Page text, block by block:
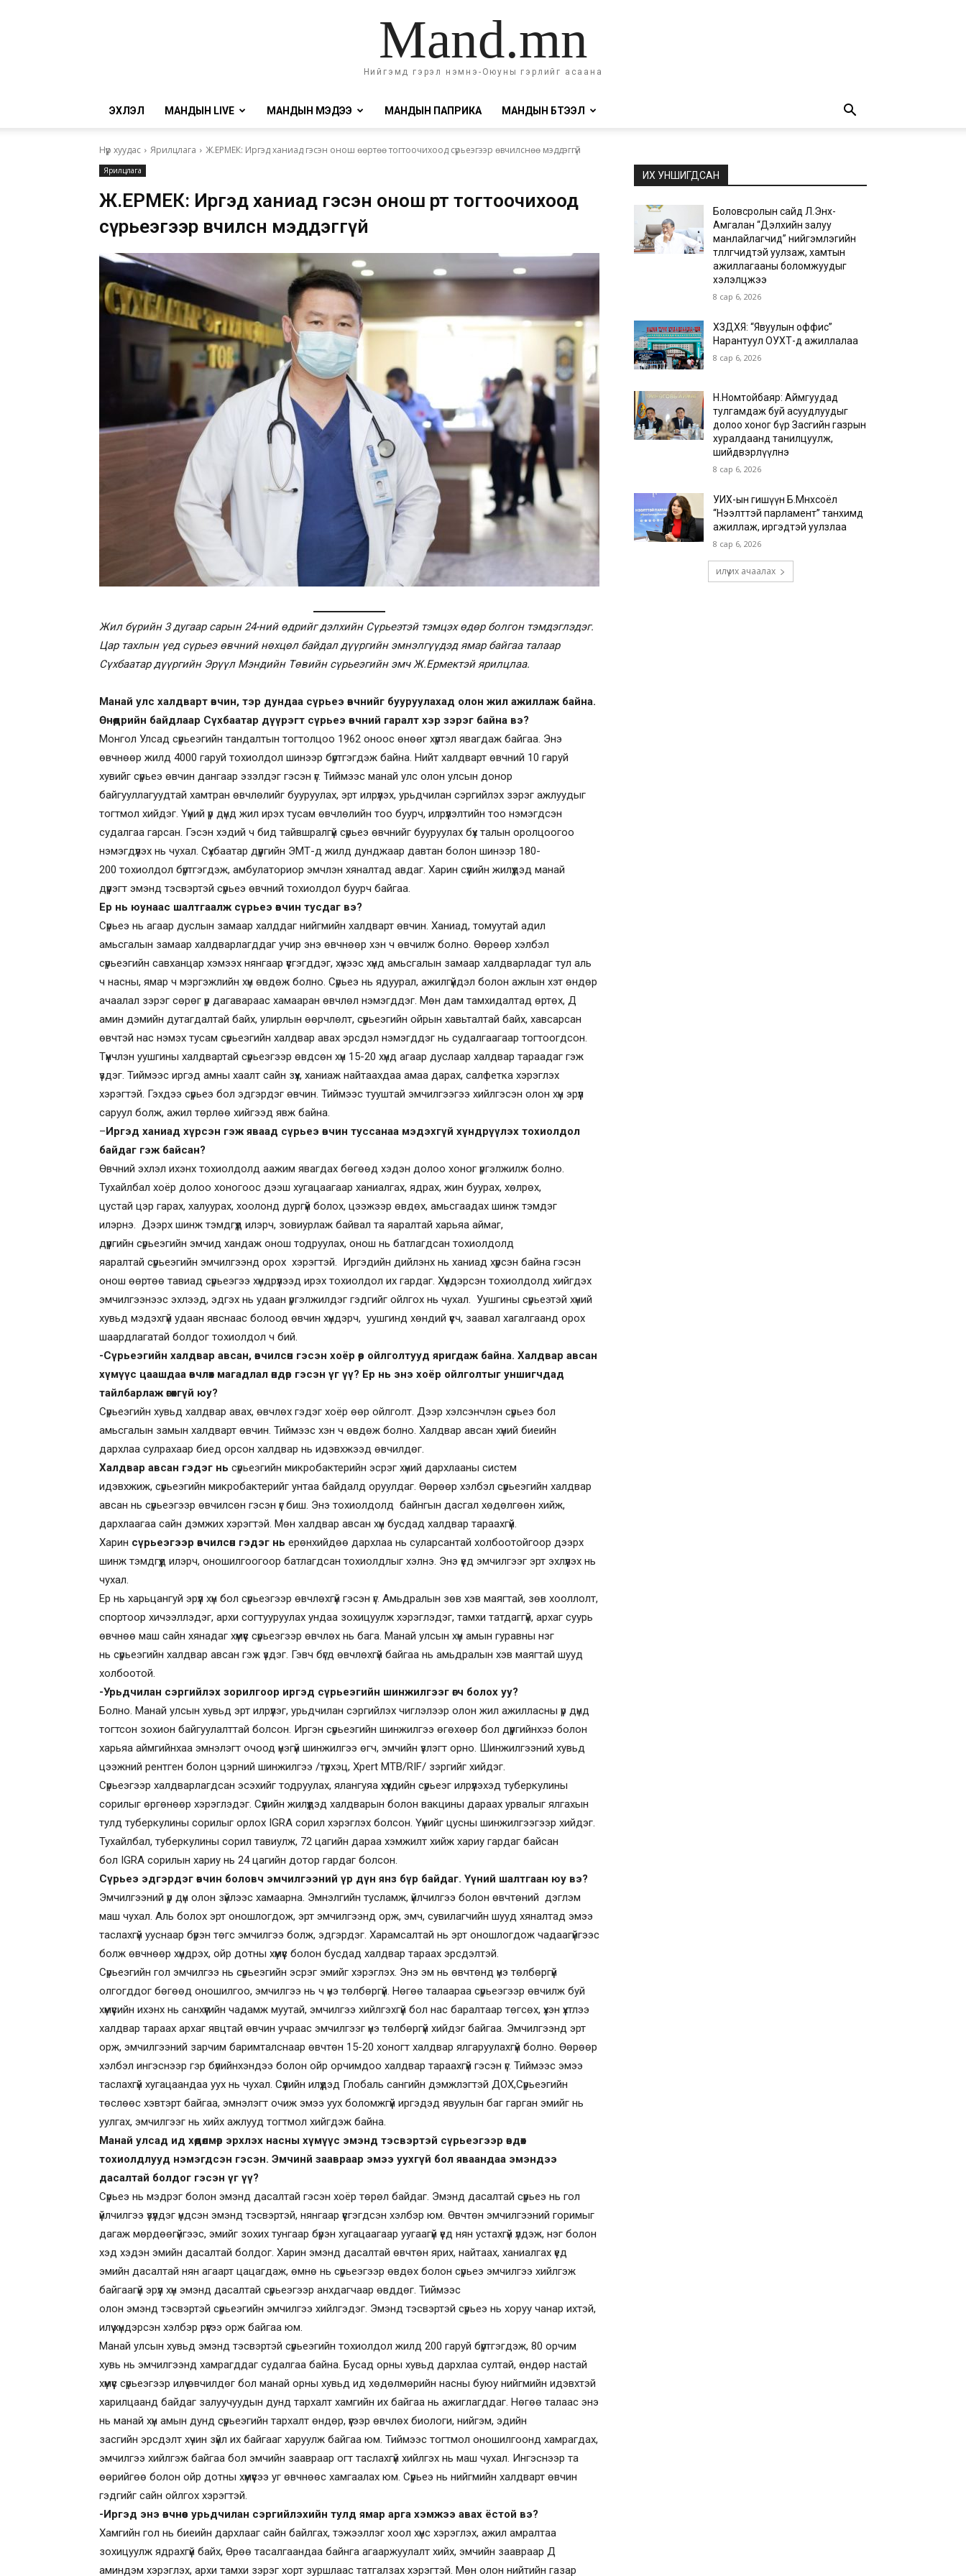
Mand.mn
Нийгэмд гэрэл нэмнэ-Оюуны гэрлийг асаана
ЭХЛЭЛ МАНДЫН LIVE МАНДЫН МЭДЭЭ МАНДЫН ПАПРИКА МАНДЫН БҮТЭЭЛ
Нүүр хуудас Ярилцлага Ж.ЕРМЕК: Иргэд ханиад гэсэн онош өөртөө тогтоочихоод сүрьеэгээр өвчилснөө мэддэггүй
Ярилцлага
Ж.ЕРМЕК: Иргэд ханиад гэсэн онош өөртөө тогтоочихоод
сүрьеэгээр өвчилснөө мэддэггүй
Жил бүрийн 3 дугаар сарын 24-ний өдрийг дэлхийн Сүрьеэтэй тэмцэх өдөр болгон тэмдэглэдэг.
Цар тахлын үед сүрьеэ өвчний нөхцөл байдал дүүргийн эмнэлгүүдэд ямар байгаа талаар
Сүхбаатар дүүргийн Эрүүл Мэндийн Төвийн сүрьеэгийн эмч Ж.Ермектэй ярилцлаа.
Манай улс халдварт өвчин, тэр дундаа сүрьеэ өвчнийг бууруулахад олон жил ажиллаж байна.
Өнөөдрийн байдлаар Сүхбаатар дүүрэгт сүрьеэ өвчний гаралт хэр зэрэг байна вэ?
Монгол Улсад сүрьеэгийн тандалтын тогтолцоо 1962 оноос өнөөг хүртэл явагдаж байгаа. Энэ
өвчнөөр жилд 4000 гаруй тохиолдол шинээр бүртгэгдэж байна. Нийт халдварт өвчний 10 гаруй
хувийг сүрьеэ өвчин дангаар эзэлдэг гэсэн үг. Тиймээс манай улс олон улсын донор
байгууллагуудтай хамтран өвчлөлийг бууруулах, эрт илрүүлэх, урьдчилан сэргийлэх зэрэг ажлуудыг
тогтмол хийдэг. Үүний үр дүнд жил ирэх тусам өвчлөлийн тоо буурч, илрүүлэлтийн тоо нэмэгдсэн
судалгаа гарсан. Гэсэн хэдий ч бид тайвшралгүй сүрьеэ өвчнийг бууруулах бүх талын оролцоогоо
нэмэгдүүлэх нь чухал. Сүхбаатар дүүргийн ЭМТ-д жилд дунджаар давтан болон шинээр 180-
200 тохиолдол бүртгэгдэж, амбулаториор эмчлэн хяналтад авдаг. Харин сүүлийн жилүүдэд манай
дүүрэгт эмэнд тэсвэртэй сүрьеэ өвчний тохиолдол буурч байгаа.
Ер нь юунаас шалтгаалж сүрьеэ өвчин тусдаг вэ?
Сүрьеэ нь агаар дуслын замаар халддаг нийгмийн халдварт өвчин. Ханиад, томуутай адил
амьсгалын замаар халдварлагддаг учир энэ өвчнөөр хэн ч өвчилж болно. Өөрөөр хэлбэл
сүрьеэгийн савханцар хэмээх нянгаар үүсгэгддэг, хүнээс хүнд амьсгалын замаар халдварладаг тул аль
ч насны, ямар ч мэргэжлийн хүн өвдөж болно. Сүрьеэ нь ядуурал, ажилгүйдэл болон ажлын хэт өндөр
ачаалал зэрэг сөрөг үр дагавараас хамааран өвчлөл нэмэгддэг. Мөн дам тамхидалтад өртөх, Д
амин дэмийн дутагдалтай байх, улирлын өөрчлөлт, сүрьеэгийн ойрын хавьталтай байх, хавсарсан
өвчтэй нас нэмэх тусам сүрьеэгийн халдвар авах эрсдэл нэмэгддэг нь судалгаагаар тогтоогдсон.
Түүнчлэн уушгины халдвартай сүрьеэгээр өвдсөн хүн 15-20 хүнд агаар дуслаар халдвар тараадаг гэж
үздэг. Тиймээс иргэд амны хаалт сайн зүүх, ханиаж найтаахдаа амаа дарах, салфетка хэрэглэх
хэрэгтэй. Гэхдээ сүрьеэ бол эдгэрдэг өвчин. Тиймээс тууштай эмчилгээгээ хийлгэсэн олон хүн эрүүл
саруул болж, ажил төрлөө хийгээд явж байна.
–Иргэд ханиад хүрсэн гэж яваад сүрьеэ өвчин туссанаа мэдэхгүй хүндрүүлэх тохиолдол
байдаг гэж байсан?
Өвчний эхлэл ихэнх тохиолдолд аажим явагдах бөгөөд хэдэн долоо хоног үргэлжилж болно.
Тухайлбал хоёр долоо хоногоос дээш хугацаагаар ханиалгах, ядрах, жин буурах, хөлрөх,
цустай цэр гарах, халуурах, хоолонд дургүй болох, цээжээр өвдөх, амьсгаадах шинж тэмдэг
илэрнэ. Дээрх шинж тэмдгүүд илэрч, зовиурлаж байвал та яаралтай харьяа аймаг,
дүүргийн сүрьеэгийн эмчид хандаж онош тодруулах, онош нь батлагдсан тохиолдолд
яаралтай сүрьеэгийн эмчилгээнд орох хэрэгтэй. Иргэдийн дийлэнх нь ханиад хүрсэн байна гэсэн
онош өөртөө тавиад сүрьеэгээ хүндрүүлээд ирэх тохиолдол их гардаг. Хүндэрсэн тохиолдолд хийгдэх
эмчилгээнээс эхлээд, эдгэх нь удаан үргэлжилдэг гэдгийг ойлгох нь чухал. Уушгины сүрьеэтэй хүний
хувьд мэдэхгүй удаан явснаас болоод өвчин хүндэрч, уушгинд хөндий үүсч, заавал хагалгаанд орох
шаардлагатай болдог тохиолдол ч бий.
-Сүрьеэгийн халдвар авсан, өвчилсөн гэсэн хоёр өөр ойлголтууд яригдаж байна. Халдвар авсан
хүмүүс цаашдаа өвчлөх магадлал өндөр гэсэн үг үү? Ер нь энэ хоёр ойлголтыг уншигчдад
тайлбарлаж өгөхгүй юу?
Сүрьеэгийн хувьд халдвар авах, өвчлөх гэдэг хоёр өөр ойлголт. Дээр хэлсэнчлэн сүрьеэ бол
амьсгалын замын халдварт өвчин. Тиймээс хэн ч өвдөж болно. Халдвар авсан хүний биеийн
дархлаа сулрахаар биед орсон халдвар нь идэвхжээд өвчилдөг.
Халдвар авсан гэдэг нь сүрьеэгийн микробактерийн эсрэг хүний дархлааны систем
идэвхжиж, сүрьеэгийн микробактерийг унтаа байдалд оруулдаг. Өөрөөр хэлбэл сүрьеэгийн халдвар
авсан нь сүрьеэгээр өвчилсөн гэсэн үг биш. Энэ тохиолдолд байнгын дасгал хөдөлгөөн хийж,
дархлаагаа сайн дэмжих хэрэгтэй. Мөн халдвар авсан хүн бусдад халдвар тараахгүй.
Харин сүрьеэгээр өвчилсөн гэдэг нь ерөнхийдөө дархлаа нь суларсантай холбоотойгоор дээрх
шинж тэмдгүүд илэрч, оношилгоогоор батлагдсан тохиолдлыг хэлнэ. Энэ үед эмчилгээг эрт эхлүүлэх нь
чухал.
Ер нь харьцангуй эрүүл хүн бол сүрьеэгээр өвчлөхгүй гэсэн үг. Амьдралын зөв хэв маягтай, зөв хооллолт,
спортоор хичээллэдэг, архи согтууруулах ундаа зохицуулж хэрэглэдэг, тамхи татдаггүй, архаг суурь
өвчнөө маш сайн хянадаг хүмүүс сүрьеэгээр өвчлөх нь бага. Манай улсын хүн амын гуравны нэг
нь сүрьеэгийн халдвар авсан гэж үздэг. Гэвч бүгд өвчлөхгүй байгаа нь амьдралын хэв маягтай шууд
холбоотой.
-Урьдчилан сэргийлэх зорилгоор иргэд сүрьеэгийн шинжилгээг өгч болох уу?
Болно. Манай улсын хувьд эрт илрүүлэг, урьдчилан сэргийлэх чиглэлээр олон жил ажилласны үр дүнд
тогтсон зохион байгуулалттай болсон. Иргэн сүрьеэгийн шинжилгээ өгөхөөр бол дүүргийнхээ болон
харьяа аймгийнхаа эмнэлэгт очоод үнэгүй шинжилгээ өгч, эмчийн үзлэгт орно. Шинжилгээний хувьд
цээжний рентген болон цэрний шинжилгээ /түрхэц, Xpert MTB/RIF/ зэргийг хийдэг.
Сүрьеэгээр халдварлагдсан эсэхийг тодруулах, ялангуяа хүүхдийн сүрьеэг илрүүлэхэд туберкулины
сорилыг өргөнөөр хэрэглэдэг. Сүүлийн жилүүдэд халдварын болон вакцины дараах урвалыг ялгахын
тулд туберкулины сорилыг орлох IGRA сорил хэрэглэх болсон. Үүнийг цусны шинжилгээгээр хийдэг.
Тухайлбал, туберкулины сорил тавиулж, 72 цагийн дараа хэмжилт хийж хариу гардаг байсан
бол IGRA сорилын хариу нь 24 цагийн дотор гардаг болсон.
Сүрьеэ эдгэрдэг өвчин боловч эмчилгээний үр дүн янз бүр байдаг. Үүний шалтгаан юу вэ?
Эмчилгээний үр дүн олон зүйлээс хамаарна. Эмнэлгийн тусламж, үйлчилгээ болон өвчтөний дэглэм
маш чухал. Аль болох эрт оношлогдож, эрт эмчилгээнд орж, эмч, сувилагчийн шууд хяналтад эмээ
таслахгүй ууснаар бүрэн төгс эмчилгээ болж, эдгэрдэг. Харамсалтай нь эрт оношлогдож чадаагүйгээс
болж өвчнөөр хүндрэх, ойр дотны хүмүүс болон бусдад халдвар тараах эрсдэлтэй.
Сүрьеэгийн гол эмчилгээ нь сүрьеэгийн эсрэг эмийг хэрэглэх. Энэ эм нь өвчтөнд үнэ төлбөргүй
олгогддог бөгөөд оношилгоо, эмчилгээ нь ч үнэ төлбөргүй. Нөгөө талаараа сүрьеэгээр өвчилж буй
хүмүүсийн ихэнх нь санхүүгийн чадамж муутай, эмчилгээ хийлгэхгүй бол нас баралтаар төгсөх, үхэн үхтлээ
халдвар тараах архаг явцтай өвчин учраас эмчилгээг үнэ төлбөргүй хийдэг байгаа. Эмчилгээнд эрт
орж, эмчилгээний зарчим баримталснаар өвчтөн 15-20 хоногт халдвар ялгаруулахгүй болно. Өөрөөр
хэлбэл ингэснээр гэр бүлийнхэндээ болон ойр орчимдоо халдвар тараахгүй гэсэн үг. Тиймээс эмээ
таслахгүй хугацаандаа уух нь чухал. Сүүлийн илүүдэд Глобаль сангийн дэмжлэгтэй ДОХ,Сүрьеэгийн
төслөөс хэвтэрт байгаа, эмнэлэгт очиж эмээ уух боломжгүй иргэдэд явуулын баг гарган эмийг нь
уулгах, эмчилгээг нь хийх ажлууд тогтмол хийгдэж байна.
Манай улсад ид хөдөлмөр эрхлэх насны хүмүүс эмэнд тэсвэртэй сүрьеэгээр өвдөх
тохиолдлууд нэмэгдсэн гэсэн. Эмчинй заавраар эмээ уухгүй бол яваандаа эмэндээ
дасалтай болдог гэсэн үг үү?
Сүрьеэ нь мэдрэг болон эмэнд дасалтай гэсэн хоёр төрөл байдаг. Эмэнд дасалтай сүрьеэ нь гол
үйлчилгээ үзүүлдэг үндсэн эмэнд тэсвэртэй, нянгаар үүсгэгдсэн хэлбэр юм. Өвчтөн эмчилгээний горимыг
дагаж мөрдөөгүйгээс, эмийг зохих тунгаар бүрэн хугацаагаар уугаагүй үед нян устахгүй үлдэж, нэг болон
хэд хэдэн эмийн дасалтай болдог. Харин эмэнд дасалтай өвчтөн ярих, найтаах, ханиалгах үед
эмийн дасалтай нян агаарт цацагдаж, өмнө нь сүрьеэгээр өвдөх болон сүрьеэ эмчилгээ хийлгэж
байгаагүй эрүүл хүн эмэнд дасалтай сүрьеэгээр анхдагчаар өвддөг. Тиймээс
олон эмэнд тэсвэртэй сүрьеэгийн эмчилгээ хийлгэдэг. Эмэнд тэсвэртэй сүрьеэ нь хоруу чанар ихтэй,
илүү хүндэрсэн хэлбэр рүүгээ орж байгаа юм.
Манай улсын хувьд эмэнд тэсвэртэй сүрьеэгийн тохиолдол жилд 200 гаруй бүртгэгдэж, 80 орчим
хувь нь эмчилгээнд хамрагддаг судалгаа байна. Бусад орны хувьд дархлаа султай, өндөр настай
хүмүүс сүрьеэгээр илүү өвчилдөг бол манай орны хувьд ид хөдөлмөрийн насны буюу нийгмийн идэвхтэй
харилцаанд байдаг залуучуудын дунд тархалт хамгийн их байгаа нь ажиглагддаг. Нөгөө талаас энэ
нь манай хүн амын дунд сүрьеэгийн тархалт өндөр, үүгээр өвчлөх биологи, нийгэм, эдийн
засгийн эрсдэлт хүчин зүйл их байгааг харуулж байгаа юм. Тиймээс тогтмол оношилгоонд хамрагдах,
эмчилгээ хийлгэж байгаа бол эмчийн заавраар огт таслахгүй хийлгэх нь маш чухал. Ингэснээр та
өөрийгөө болон ойр дотны хүмүүсээ уг өвчнөөс хамгаалах юм. Сүрьеэ нь нийгмийн халдварт өвчин
гэдгийг сайн ойлгох хэрэгтэй.
-Иргэд энэ өвчнөөс урьдчилан сэргийлэхийн тулд ямар арга хэмжээ авах ёстой вэ?
Хамгийн гол нь биеийн дархлааг сайн байлгах, тэжээллэг хоол хүнс хэрэглэх, ажил амралтаа
зохицуулж ядрахгүй байх, Өрөө тасалгаандаа байнга агааржуулалт хийх, эмчийн заавраар Д
аминдэм хэрэглэх, архи тамхи зэрэг хорт зуршлаас татгалзах хэрэгтэй. Мөн олон нийтийн газар
ИХ УНШИГДСАН
Боловсролын сайд Л.Энх-
Амгалан “Дэлхийн залуу
манлайлагчид” нийгэмлэгийн
төлөөлөгчидтэй уулзаж, хамтын
ажиллагааны боломжуудыг
хэлэлцжээ
8 сар 6, 2026
ХЗДХЯ: “Явуулын оффис”
Нарантуул ОУХТ-д ажиллалаа
8 сар 6, 2026
Н.Номтойбаяр: Аймгуудад
тулгамдаж буй асуудлуудыг
долоо хоног бүр Засгийн газрын
хуралдаанд танилцуулж,
шийдвэрлүүлнэ
8 сар 6, 2026
УИХ-ын гишүүн Б.Мөнхсоёл
“Нээлттэй парламент” танхимд
ажиллаж, иргэдтэй уулзлаа
8 сар 6, 2026
илүү их ачаалах